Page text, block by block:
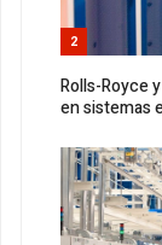
2
Rolls-Royce
en sistemas